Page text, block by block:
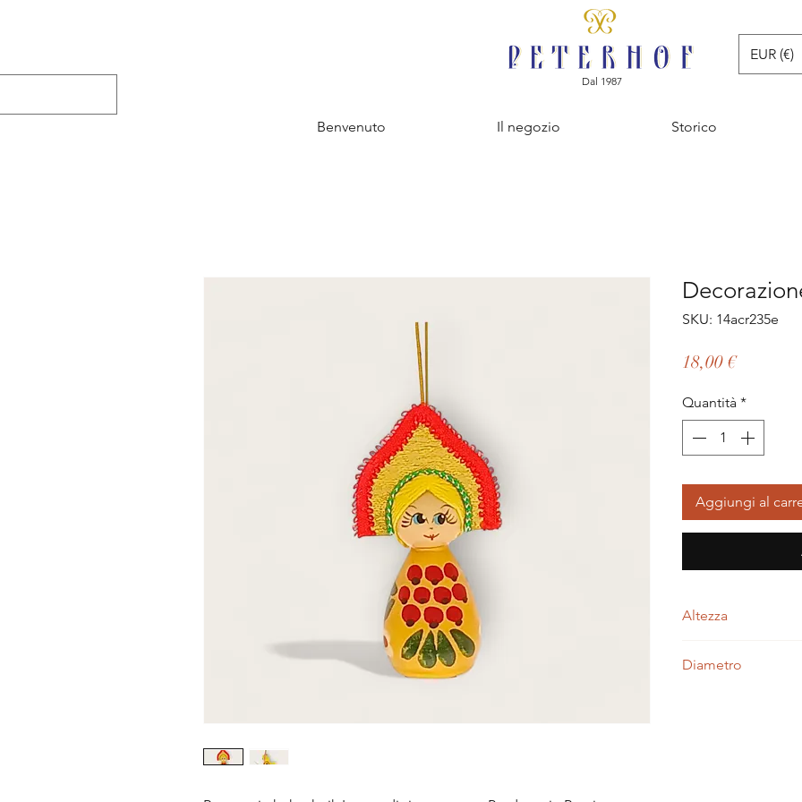
EUR (€)
Dal 1987
Benvenuto Il negozio Storico
SKU: 14acr235e
18,00 €Prezzo
Quantità *
Aggiungi al
Altezza
Diametro